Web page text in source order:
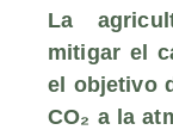
La
mitigar el
el objetivo
CO₂ a la